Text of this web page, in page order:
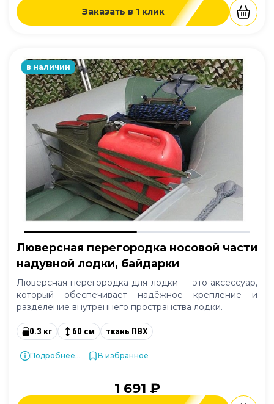
Заказать в 1 клик
в наличии
Люверсная перегородка носовой части
надувной лодки, байдарки
Люверсная перегородка для лодки — это аксессуар,
который обеспечивает надёжное крепление и
разделение внутреннего пространства лодки.
0.3 кг 60 см ткань ПВХ
Подробнее... В избранное
1 691 ₽